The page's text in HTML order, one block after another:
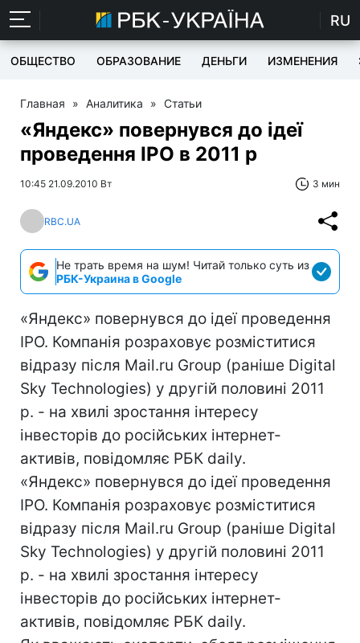
RU
ОБЩЕСТВО ОБРАЗОВАНИЕ ДЕНЬГИ ИЗМЕНЕНИЯ
Главная » Аналитика » Статьи
«Яндекс» повернувся до ідеї
проведення IPO в 2011 р
10:45 21.09.2010 Вт 3 мин
RBC.UA
Не трать время на шум! Читай только суть из
РБК-Украина в Google
«Яндекс» повернувся до ідеї проведення
IPO. Компанія розраховує розміститися
відразу після Mail.ru Group (раніше Digital
Sky Technologies) у другій половині 2011
р. - на хвилі зростання інтересу
інвесторів до російських інтернет-
активів, повідомляє РБК daily.
«Яндекс» повернувся до ідеї проведення
IPO. Компанія розраховує розміститися
відразу після Mail.ru Group (раніше Digital
Sky Technologies) у другій половині 2011
р. - на хвилі зростання інтересу
інвесторів до російських інтернет-
активів, повідомляє РБК daily.